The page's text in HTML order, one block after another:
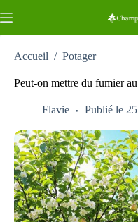
au
Accueil / Potager
Peut-on mettre du fumier
Flavie Publié le